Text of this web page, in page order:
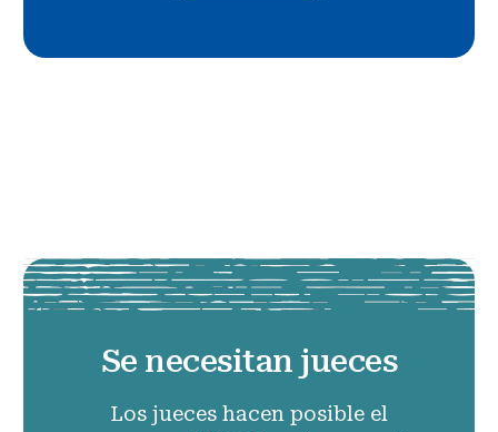
Se necesitan jueces
Los jueces hacen posible el